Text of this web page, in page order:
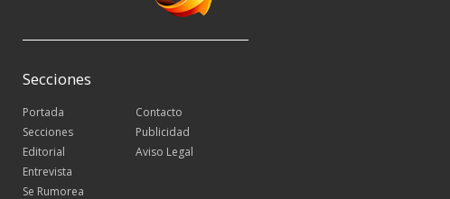
Secciones
Portada
Secciones
Editorial
Entrevista
Se Rumorea
Contacto
Publicidad
Aviso Legal